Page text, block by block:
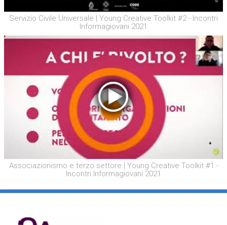
Servizio Civile Universale | Young Creative Toolkit #2 - Incontri
Informagiovani 2021
Associazionismo e terzo settore | Young Creative Toolkit #1 -
Incontri Informagiovani 2021